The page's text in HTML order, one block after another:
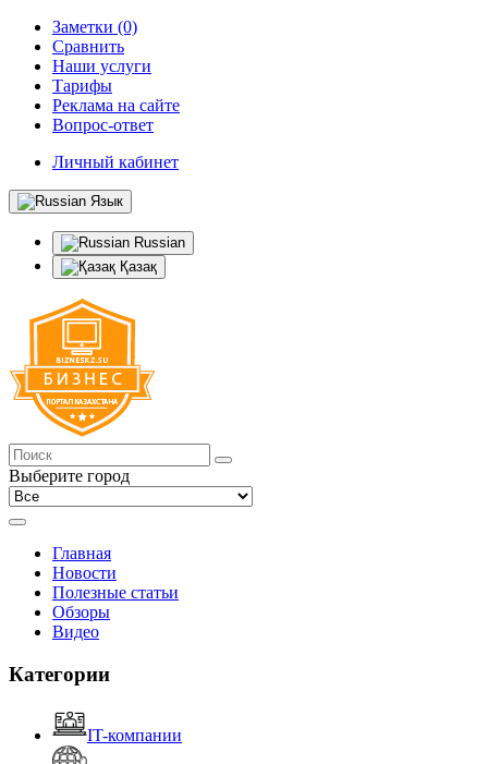
Заметки (0)
Сравнить
Наши услуги
Тарифы
Реклама на сайте
Вопрос-ответ
Личный кабинет
Язык
Russian
Қазақ
Выберите город
Главная
Новости
Полезные статьи
Обзоры
Видео
Категории
IT-компании